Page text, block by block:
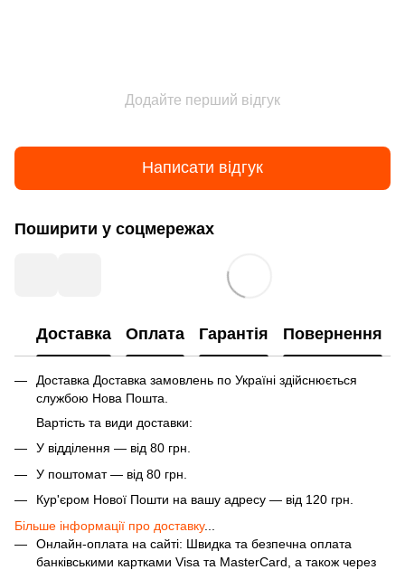
Додайте перший відгук
Написати відгук
Поширити у соцмережах
Доставка Оплата Гарантія Повернення
Доставка Доставка замовлень по Україні здійснюється
службою Нова Пошта.
Вартість та види доставки:
У відділення — від 80 грн.
У поштомат — від 80 грн.
Кур'єром Нової Пошти на вашу адресу — від 120 грн.
Більше інформації про доставку...
Онлайн-оплата на сайті: Швидка та безпечна оплата
банківськими картками Visa та MasterCard, а також через